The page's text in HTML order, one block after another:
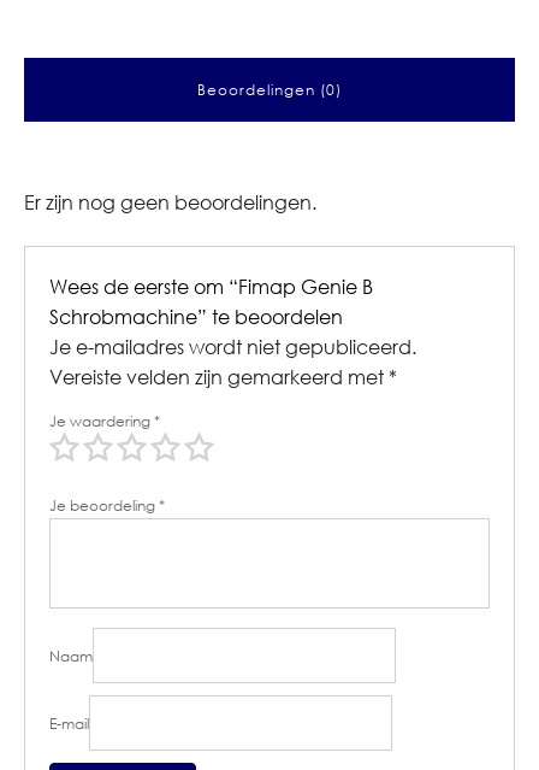
Beoordelingen (0)
Er zijn nog geen beoordelingen.
Wees de eerste om “Fimap Genie B
Schrobmachine” te beoordelen
Je e-mailadres wordt niet gepubliceerd.
Vereiste velden zijn gemarkeerd met *
Je waardering*
Je beoordeling*
Naam
E-mail